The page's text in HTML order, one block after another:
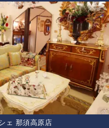
ェ 那須高原店